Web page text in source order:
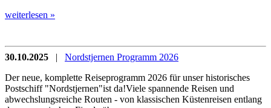
weiterlesen »
30.10.2025 | Nordstjernen Programm 2026
Der neue, komplette Reiseprogramm 2026 für unser historisches
Postschiff "Nordstjernen"ist da!Viele spannende Reisen und
abwechslungsreiche Routen - von klassischen Küstenreisen entlang